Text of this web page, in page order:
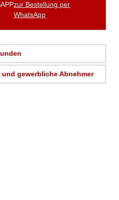
zur Bestellung per
WhatsApp
und gewerbliche Abnehmer